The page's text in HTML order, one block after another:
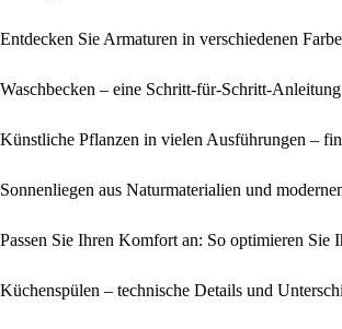
Entdecken Sie Armaturen in verschiedenen
Waschbecken – eine Schritt-für-Schritt-
Künstliche Pflanzen in vielen Ausführungen –
Sonnenliegen aus Naturmaterialien und
Passen Sie Ihren Komfort an: So optimieren Sie
Küchenspülen – technische Details und